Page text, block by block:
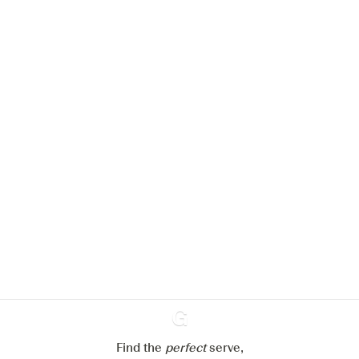
Ginventory
Find the perfectserve,